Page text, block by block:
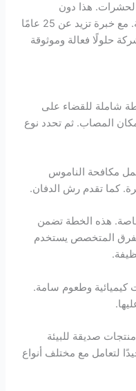
الحشرات. هذا دون
المساومة على صحتهم أو سلامة البيئة. مع خبرة تزيد عن 25 عامًا
حلولًا فعالة وموثوقة
شاملة للقضاء على
المصاب. ثم تحدد نوع
مكافحة الناموس
كما تقدم رش الدفان.
هذه الخطة تضمن
المتخصص يستخدم
كيميائية وطعوم سامة.
صديقة للبيئة
لتعامل مع مختلف أنواع